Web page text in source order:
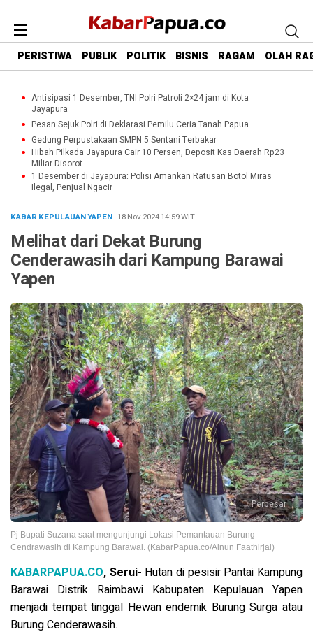
PERISTIWA PUBLIK POLITIK BISNIS RAGAM OLAH
Antisipasi 1 Desember, TNI Polri Patroli 2×24 jam di Kota
Jayapura
Pesan Sejuk Polri di Deklarasi Pemilu Ceria Tanah Papua
Gedung Perpustakaan SMPN 5 Sentani Terbakar
Hibah Pilkada Jayapura Cair 10 Persen, Deposit Kas Daerah Rp23
Miliar Disorot
1 Desember di Jayapura: Polisi Amankan Ratusan Botol Miras
Ilegal, Penjual Ngacir
KABAR KEPULAUAN YAPEN· 18 Nov 202414:59WIT
Melihat dari Dekat Burung
Cenderawasih dari Kampung Barawai
Yapen
Perbesar
Pj Bupati Suzana saat mengunjungi Lokasi Pemantauan Burung
Cendrawasih di Kampung Barawai. (KabarPapua.co/Ainun Faathirjal)
KABARPAPUA.CO, Serui- Hutan di pesisir Pantai Kampung
Barawai Distrik Raimbawi Kabupaten Kepulauan Yapen
menjadi tempat tinggal Hewan endemik Burung Surga atau
Burung Cenderawasih.